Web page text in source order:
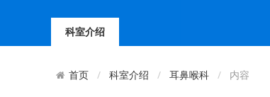
科室介绍
首页 科室介绍 耳鼻喉科 内容